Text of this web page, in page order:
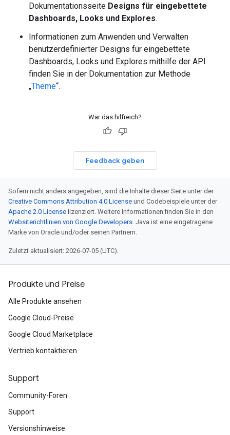
Dokumentationsseite Designs für eingebettete
Dashboards, Looks und Explores.
Informationen zum Anwenden und Verwalten
benutzerdefinierter Designs für eingebettete
Dashboards, Looks und Explores mithilfe der API
finden Sie in der Dokumentation zur Methode
„Theme“.
War das hilfreich?
Feedback geben
Sofern nicht anders angegeben, sind die Inhalte dieser Seite unter der
Creative Commons Attribution 4.0 License und Codebeispiele unter der
Apache 2.0 License lizenziert. Weitere Informationen finden Sie in den
Websiterichtlinien von Google Developers . Java ist eine eingetragene
Marke von Oracle und/oder seinen Partnern.
Zuletzt aktualisiert: 2026-07-05 (UTC).
Produkte und Preise
Alle Produkte ansehen
Google Cloud-Preise
Google Cloud Marketplace
Vertrieb kontaktieren
Support
Community-Foren
Support
Versionshinweise